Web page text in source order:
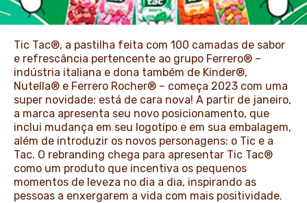
Tic Tac®, a pastilha feita com 100 camadas de sabor
e refrescância pertencente ao grupo Ferrero® –
indústria italiana e dona também de Kinder®,
Nutella® e Ferrero Rocher® – começa 2023 com uma
super novidade: está de cara nova! A partir de janeiro,
a marca apresenta seu novo posicionamento, que
inclui mudança em seu logotipo e em sua embalagem,
além de introduzir os novos personagens: o Tic e a
Tac. O rebranding chega para apresentar Tic Tac®
como um produto que incentiva os pequenos
momentos de leveza no dia a dia, inspirando as
pessoas a enxergarem a vida com mais positividade.